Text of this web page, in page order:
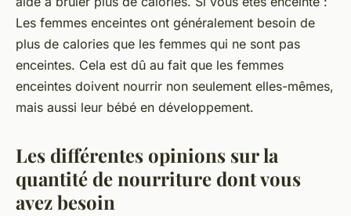
Les femmes enceintes ont généralement besoin de
plus de calories que les femmes qui ne sont pas
enceintes. Cela est dû au fait que les femmes
enceintes doivent nourrir non seulement elles-mêmes,
mais aussi leur bébé en développement.
Les différentes opinions sur la
quantité de nourriture dont vous
avez besoin